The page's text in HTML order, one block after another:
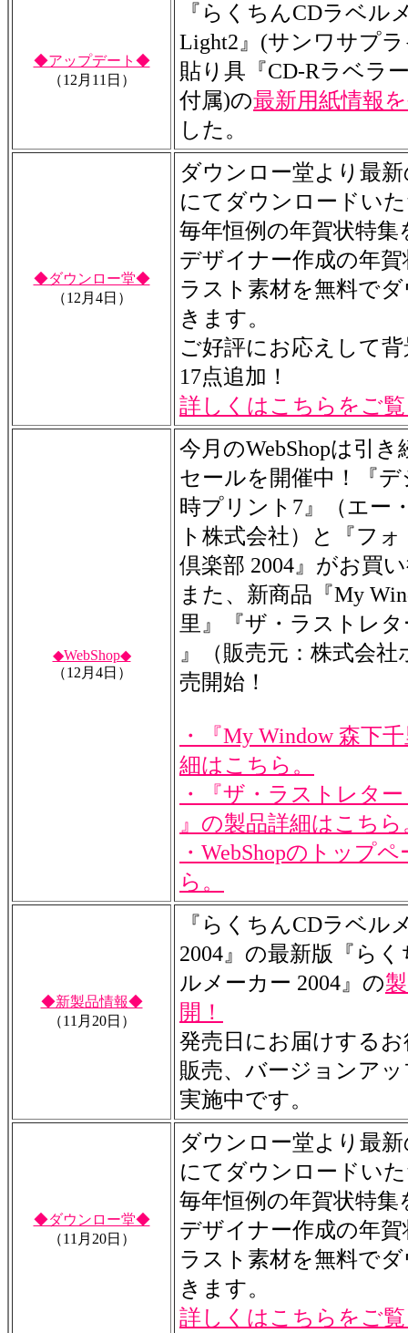
◆アップデート◆
（12月11日）
『らくちんCDラベル
Light2』(サンワサプ
貼り具『CD-Rラベラ
付属)の最新用紙情報
した。
◆ダウンロー堂◆
（12月4日）
ダウンロー堂より最
にてダウンロードい
毎年恒例の年賀状特集
デザイナー作成の年
ラスト素材を無料で
きます。
ご好評にお応えして
17点追加！
詳しくはこちらをご
◆WebShop◆
（12月4日）
今月のWebShopは引
セールを開催中！『
時プリント7』（エー
ト株式会社）と『フ
倶楽部 2004』がお買
また、新商品『My
里』『ザ・ラストレ
』（販売元：株式会
売開始！
・『My Window 森下
細はこちら。
・『ザ・ラストレタ
』の製品詳細はこちら
・WebShopのトップ
ら。
◆新製品情報◆
（11月20日）
『らくちんCDラベル
2004』の最新版『ら
ルメーカー 2004』の
開！
発売日にお届けする
販売、バージョンア
実施中です。
◆ダウンロー堂◆
（11月20日）
ダウンロー堂より最
にてダウンロードい
毎年恒例の年賀状特集
デザイナー作成の年
ラスト素材を無料で
きます。
詳しくはこちらをご